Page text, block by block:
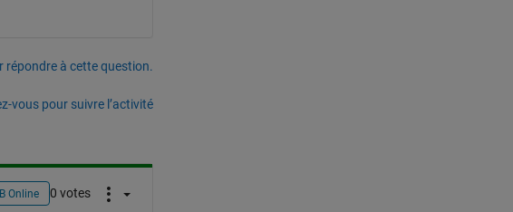
répondre à cette question.
vous pour suivre l’activité
Online 0 votes